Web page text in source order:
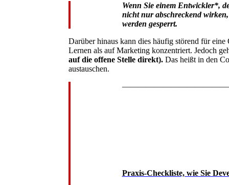
Wenn Sie einem Entwickler*,
nicht nur abschreckend
werden gesperrt.
Darüber hinaus kann dies häufig störend für
Lernen als auf Marketing konzentriert. Jedoch
auf die offene Stelle direkt). Das heißt in den
austauschen.
Praxis-Checkliste, wie Sie